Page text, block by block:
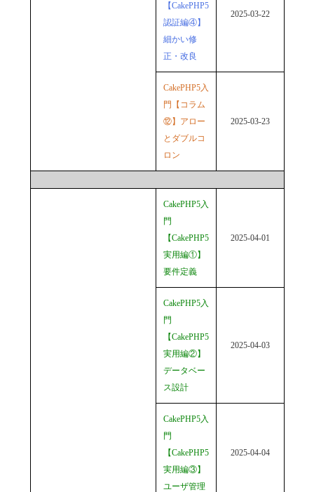
【CakePHP5
認証編④】
細かい修
正・改良
2025-03-22
CakePHP5入
門【コラム
⑫】アロー
とダブルコ
ロン
2025-03-23
CakePHP5入
門
【CakePHP5
実用編①】
要件定義
2025-04-01
CakePHP5入
門
【CakePHP5
実用編②】
データベー
ス設計
2025-04-03
CakePHP5入
門
【CakePHP5
実用編③】
ユーザ管理
2025-04-04